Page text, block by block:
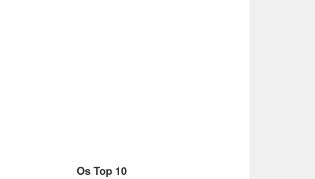
Os Top 10